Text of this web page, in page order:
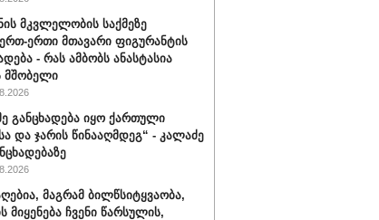
მკვლელობის საქმეზე
ერთი მთავარი ფიგურანტის
- რას ამბობს ანასტასია
მშობელი
განცხადება იყო ქართული
და ჯარის წინააღმდეგ“ - კალაძე
მაგრამ ბილწსიტყვაობა,
მიყენება ჩვენი წარსულის,